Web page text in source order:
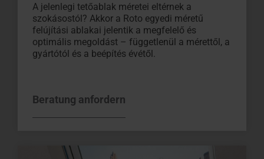
A jelenlegi tetőablak méretei eltérnek a
szokásostól? Akkor a Roto egyedi méretű
felújítási ablakai jelentik a megfelelő és
optimális megoldást – függetlenül a mérettől, a
gyártótól és a beépítés évétől.
Beratung anfordern